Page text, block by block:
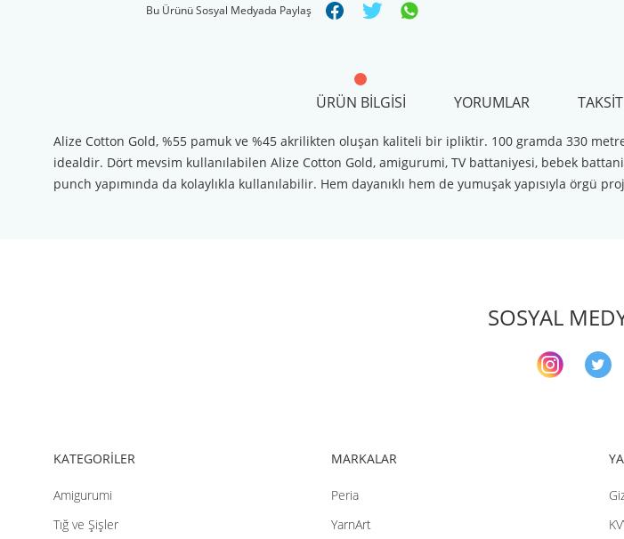
Bu Ürünü Sosyal Medyada Paylaş
ÜRÜN BILGISI YORUMLAR
Alize Cotton Gold, %55 pamuk ve %45 akrilikten oluşan kaliteli bir ipliktir. 100 gramda 330
idealdir. Dört mevsim kullanılabilen Alize Cotton Gold, amigurumi, TV battaniyesi, bebek
punch yapımında da kolaylıkla kullanılabilir. Hem dayanıklı hem de yumuşak yapısıyla örgü
Gönder
SOSYAL
KATEGORİLER
Amigurumi
Tığ ve Şişler
MARKALAR
Peria
YarnArt